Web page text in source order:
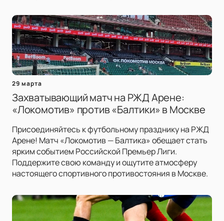
29 марта
Захватывающий матч на РЖД Арене:
«Локомотив» против «Балтики» в Москве
Присоединяйтесь к футбольному празднику на РЖД
Арене! Матч «Локомотив — Балтика» обещает стать
ярким событием Российской Премьер Лиги.
Поддержите свою команду и ощутите атмосферу
настоящего спортивного противостояния в Москве.